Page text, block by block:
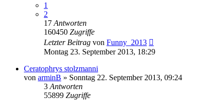
1
2
17 Antworten
160450 Zugriffe
Letzter Beitrag von Funny_2013
Montag 23. September 2013, 18:29
Ceratophrys stolzmanni
von arminB » Sonntag 22. September 2013, 09:24
3 Antworten
55899 Zugriffe